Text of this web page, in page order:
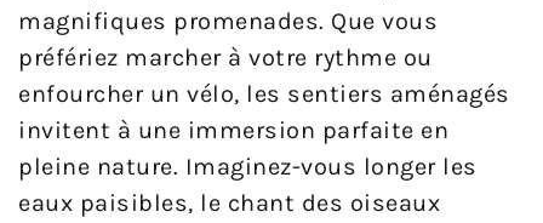
magnifiques promenades. Que vous
préfériez marcher à votre rythme ou
enfourcher un vélo, les sentiers aménagés
invitent à une immersion parfaite en
pleine nature. Imaginez-vous longer les
eaux paisibles, le chant des oiseaux